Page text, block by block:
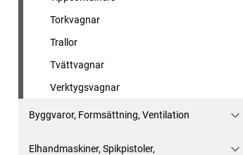
Torkvagnar
Trallor
Tvättvagnar
Verktygsvagnar
Byggvaror, Formsättning, Ventilation
Elhandmaskiner, Spikpistoler,